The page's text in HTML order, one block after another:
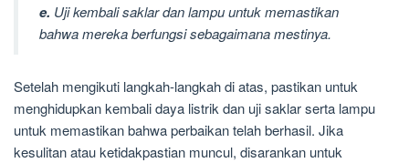
e. Uji kembali saklar dan lampu untuk memastikan
bahwa mereka berfungsi sebagaimana mestinya.
Setelah mengikuti langkah-langkah di atas, pastikan untuk
menghidupkan kembali daya listrik dan uji saklar serta lampu
untuk memastikan bahwa perbaikan telah berhasil. Jika
kesulitan atau ketidakpastian muncul, disarankan untuk